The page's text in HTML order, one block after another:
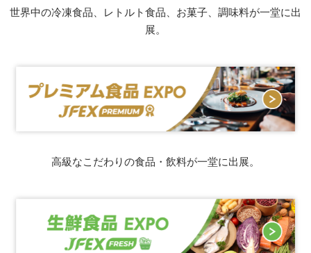
世界中の冷凍食品、レトルト食品、お菓子、調味料が一堂に出
展。
高級なこだわりの食品・飲料が一堂に出展。